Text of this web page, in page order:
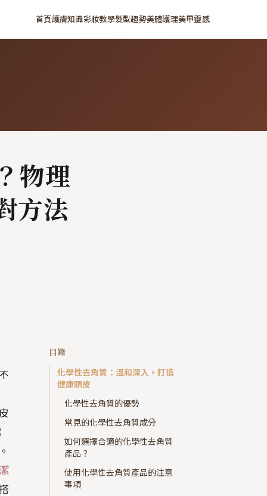
首頁護膚知識彩妝教學髮型趨勢美體護理美甲靈感
物理
方法
目錄
化學性去角質：溫和深入，打造
健康頭皮
化學性去角質的優勢
常見的化學性去角質成分
如何選擇合適的化學性去角質
產品？
使用化學性去角質產品的注意
事項